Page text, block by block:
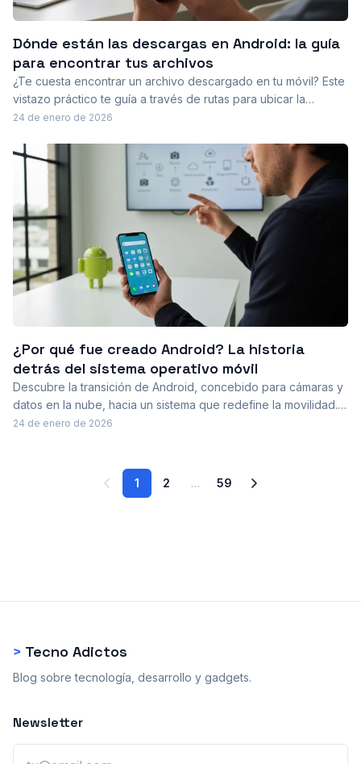
Dónde están las descargas en Android: la guía
para encontrar tus archivos
¿Te cuesta encontrar un archivo descargado en tu móvil? Este
vistazo práctico te guía a través de rutas para ubicar la
carpeta de descargas, usar Files de Google y revisar
24 de enero de 2026
¿Por qué fue creado Android? La historia
detrás del sistema operativo móvil
Descubre la transición de Android, concebido para cámaras y
datos en la nube, hacia un sistema que redefine la movilidad.
Una historia de innovación y adquisiciones que dio lugar a un
24 de enero de 2026
1 2 … 59
> Tecno Adictos
Blog sobre tecnología, desarrollo y gadgets.
Newsletter